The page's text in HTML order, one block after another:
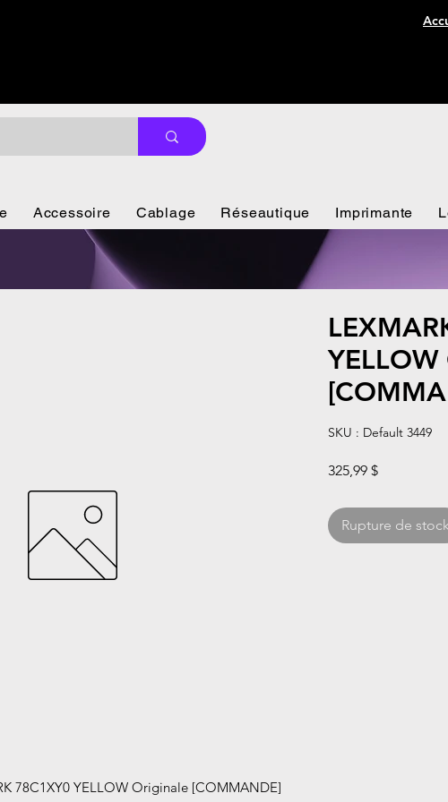
Accessoire Cablage Réseautique Imprimante
78C1XY0 YELLOW Originale [COMMANDE]
SKU : Default 3449
325,99 $Prix
Rupture de